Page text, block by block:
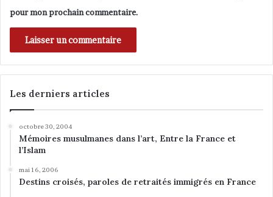
pour mon prochain commentaire.
Les derniers articles
octobre 30, 2004
Mémoires musulmanes dans l’art, Entre la France et
l’Islam
mai 16, 2006
Destins croisés, paroles de retraités immigrés en France